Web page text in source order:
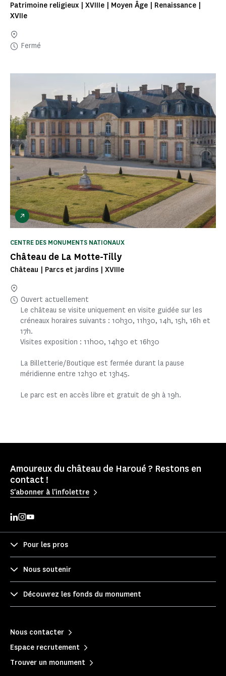
Patrimoine religieux | XVIIIe | Moyen Âge | Renaissance |
XVIIe
Fermé
Château de La Motte-Tilly
CENTRE DES MONUMENTS NATIONAUX
Château | Parcs et jardins | XVIIIe
Ouvert actuellement
Le château se visite uniquement en visite guidée sur les
créneaux horaires suivants : 10h30, 11h30, 14h, 15h, 16h et
17h.
Visites exposition : 11h00, 14h30 et 16h30
La Billetterie/Boutique est fermée durant la pause
méridienne entre 12h30 et 13h45.
Le parc est en accès libre et gratuit de 9h à 19h.
Amoureux du château de Haroué ? Restons en
contact !
S'abonner à l'infolettre
Pour les pros
Nous soutenir
Découvrez les fonds du monument
Nous contacter
Espace recrutement
Trouver un monument